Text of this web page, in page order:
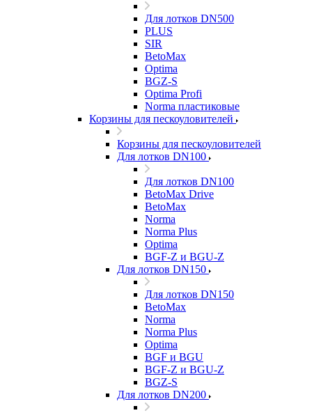
Для лотков DN500
PLUS
SIR
BetoMax
Optima
BGZ-S
Optima Profi
Norma пластиковые
Корзины для пескоуловителей
Корзины для пескоуловителей
Для лотков DN100
Для лотков DN100
BetoMax Drive
BetoMax
Norma
Norma Plus
Optima
BGF-Z и BGU-Z
Для лотков DN150
Для лотков DN150
BetoMax
Norma
Norma Plus
Optima
BGF и BGU
BGF-Z и BGU-Z
BGZ-S
Для лотков DN200